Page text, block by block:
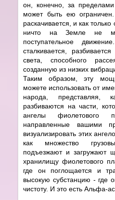
он, конечно, за
может быть ею
раскачивается, и как
ничто на Земле не
поступательное
сталкивается,
света, способного
созданную из низких
Таким образом, эту
можете использовать от
народа, представляя,
разбиваются на части,
ангелы фиолетового
направленные вашими
визуализировать этих
как множество
подъезжают и загружают
хранилищу фиолетового
где он поглощается и
высокую субстанцию - где
чистоту. И это есть Альфа-